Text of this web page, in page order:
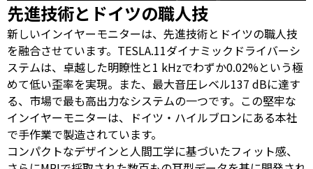
先進技術とドイツの職人技
新しいインイヤーモニターは、先進技術とドイツの職人技
を融合させています。TESLA.11ダイナミックドライバーシ
ステムは、卓越した明瞭性と1 kHzでわずか0.02%という極
めて低い歪率を実現。また、最大音圧レベル137 dBに達す
る、市場で最も高出力なシステムの一つです。この堅牢な
インイヤーモニターは、ドイツ・ハイルブロンにある本社
で手作業で製造されています。
コンパクトなデザインと人間工学に基づいたフィット感、